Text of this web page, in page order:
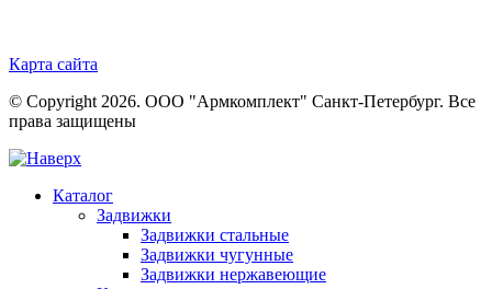
Карта сайта
© Copyright 2026. ООО "Армкомплект" Санкт-Петербург. Все
права защищены
Каталог
Задвижки
Задвижки стальные
Задвижки чугунные
Задвижки нержавеющие